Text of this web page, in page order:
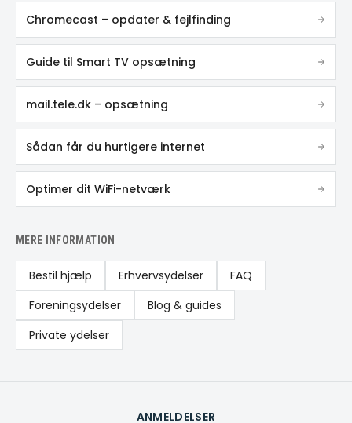
Chromecast – opdater & fejlfinding
Guide til Smart TV opsætning
mail.tele.dk – opsætning
Sådan får du hurtigere internet
Optimer dit WiFi-netværk
MERE INFORMATION
Bestil hjælp Erhvervsydelser
FAQ
Foreningsydelser
Blog & guides
Private ydelser
ANMELDELSER